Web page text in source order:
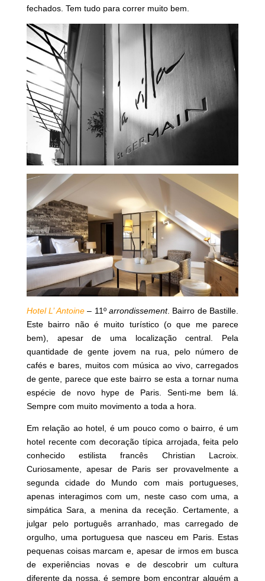
fechados. Tem tudo para correr muito bem.
Hotel L’ Antoine– 11º arrondissement. Bairro de Bastille.
Este bairro não é muito turístico (o que me parece
bem), apesar de uma localização central. Pela
quantidade de gente jovem na rua, pelo número de
cafés e bares, muitos com música ao vivo, carregados
de gente, parece que este bairro se esta a tornar numa
espécie de novo hype de Paris. Senti-me bem lá.
Sempre com muito movimento a toda a hora.
Em relação ao hotel, é um pouco como o bairro, é um
hotel recente com decoração típica arrojada, feita pelo
conhecido estilista francês Christian Lacroix.
Curiosamente, apesar de Paris ser provavelmente a
segunda cidade do Mundo com mais portugueses,
apenas interagimos com um, neste caso com uma, a
simpática Sara, a menina da receção. Certamente, a
julgar pelo português arranhado, mas carregado de
orgulho, uma portuguesa que nasceu em Paris. Estas
pequenas coisas marcam e, apesar de irmos em busca
de experiências novas e de descobrir um cultura
diferente da nossa, é sempre bom encontrar alguém a